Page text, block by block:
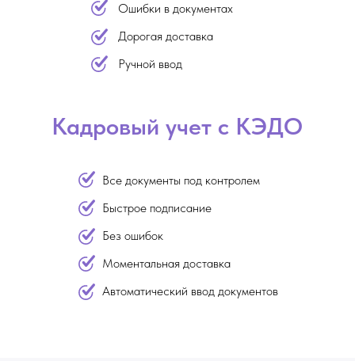
Кадровый учет с КЭДО
Все документы под контролем
Быстрое подписание
Без ошибок
Моментальная доставка
Автоматический ввод документов
Ошибки в документах
Дорогая доставка
Ручной ввод